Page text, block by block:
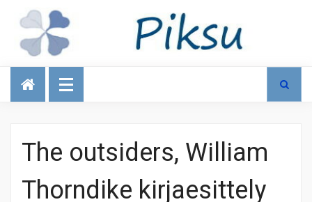
Talous
The outsiders, William
Thorndike kirjaesittely